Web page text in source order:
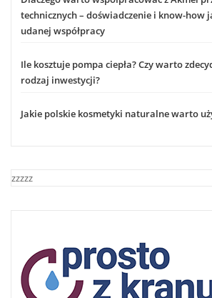
technicznych – doświadczenie i know-how
udanej współpracy
Ile kosztuje pompa ciepła? Czy warto
rodzaj inwestycji?
Jakie polskie kosmetyki naturalne warto
zzzzz